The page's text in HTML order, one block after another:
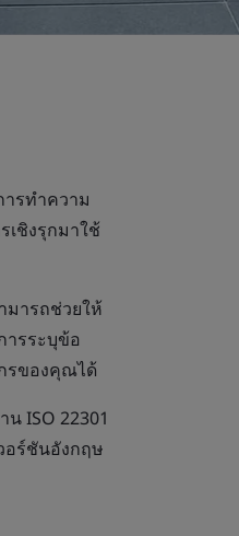
รทำความ
ชิงรุกมาใช้
มารถช่วยให้
รระบุข้อ
รของคุณได้
ISO 22301
อร์ชันอังกฤษ